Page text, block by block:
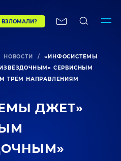
ВЗЛОМАЛИ?
НОВОСТИ /
«ИНФОСИСТЕМЫ
СЕРВИСНЫМ
ТРЁМ НАПРАВЛЕНИЯМ
ДЖЕТ»